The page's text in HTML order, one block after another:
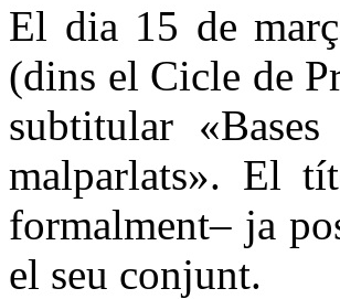
El dia 15 de
(dins el Cicle de
subtitular
malparlats». El
formalment– ja
el seu conjunt.